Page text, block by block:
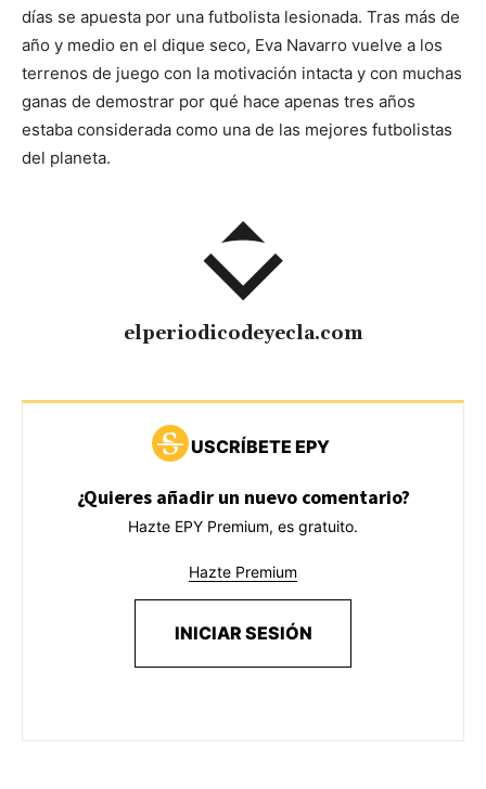
días se apuesta por una futbolista lesionada. Tras más de
año y medio en el dique seco, Eva Navarro vuelve a los
terrenos de juego con la motivación intacta y con muchas
ganas de demostrar por qué hace apenas tres años
estaba considerada como una de las mejores futbolistas
del planeta.
elperiodicodeyecla.com
USCRÍBETE EPY
¿Quieres añadir un nuevo comentario?
Hazte EPY Premium, es gratuito.
Hazte Premium
INICIAR SESIÓN